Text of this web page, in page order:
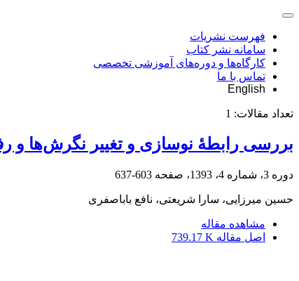
فهرست نشریات
سامانه نشر کتاب
کارگاه‌ها و دوره‌های آموزشی تخصصی
تماس با ما
English
تعداد مقالات: 1
بررسی رابطۀ نوسازی و تغییر نگرش‌ها و
دوره 3، شماره 4، 1393، صفحه 603-637
حسین میرزایی، سارا شریعتی، نافع باباصفری
مشاهده مقاله
اصل مقاله 739.17 K